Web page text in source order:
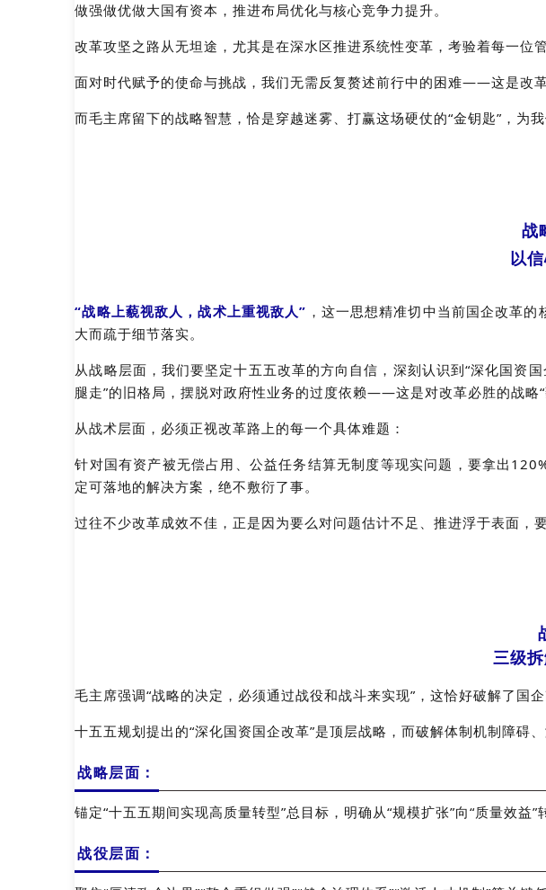
做强做优做大国有资本，推进布局优化与核心竞争力提升。
改革攻坚之路从无坦途，尤其是在深水区推进系统性变革，考验着每一位
面对时代赋予的使命与挑战，我们无需反复赘述前行中的困难——这是改革
而毛主席留下的战略智慧，恰是穿越迷雾、打赢这场硬仗的“金钥匙”，为
战
以
“战略上藐视敌人，战术上重视敌人” ，这一思想精准切中当前国企改革
大而疏于细节落实。
从战略层面，我们要坚定十五五改革的方向自信，深刻认识到“深化国资
腿走”的旧格局，摆脱对政府性业务的过度依赖——这是对改革必胜的战略“
从战术层面，必须正视改革路上的每一个具体难题：
针对国有资产被无偿占用、公益任务结算无制度等现实问题，要拿出
定可落地的解决方案，绝不敷衍了事。
过往不少改革成效不佳，正是因为要么对问题估计不足、推进浮于表面，
三级
毛主席强调“战略的决定，必须通过战役和战斗来实现”，这恰好破解了国
十五五规划提出的“深化国资国企改革”是顶层战略，而破解体制机制障碍
战略层面：
锚定“十五五期间实现高质量转型”总目标，明确从“规模扩张”向“质量效益
战役层面：